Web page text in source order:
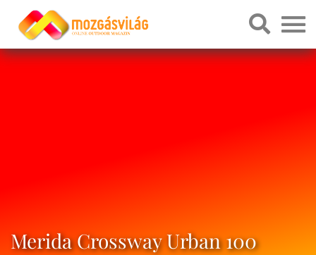
Merida Crossway Urban 100